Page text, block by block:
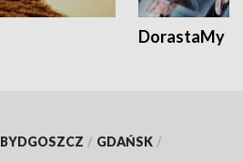
DorastaMy
BYDGOSZCZ / GDAŃSK /